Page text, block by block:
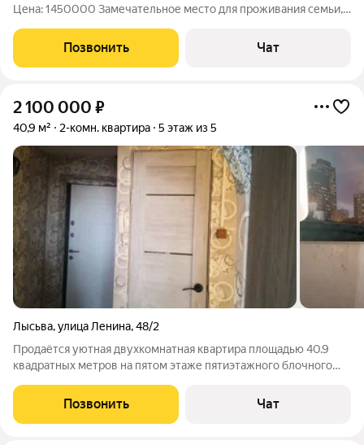
Цена: 1450000 Замечательное место для проживания семьи,
школа,поликлиника. Помогу с одобрением ипотеки. Реальному
покупателю торг.
Позвонить Чат
2 100 000 ₽
40,9 м² 2-комн. квартира 5 этаж из 5
Лысьва,улица Ленина,48/2
Продаётся уютная двухкомнатная квартира площадью 40.9
квадратных метров на пятом этаже пятиэтажного блочного
Ленина, 48/2. Данный вариант отлично подойдёт тем, кто
ценит комфорт и удобство
Позвонить Чат